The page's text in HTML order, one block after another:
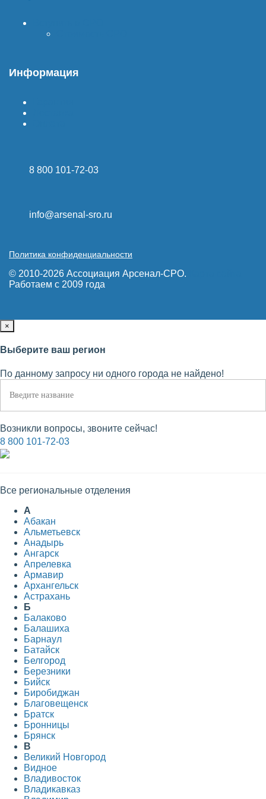
Политика конфиденциальности
Информация
8 800 101-72-03
info@arsenal-sro.ru
© 2010-2026 Ассоциация Арсенал-СРО.
Работаем с 2009 года
×
Выберите ваш регион
По данному запросу ни одного города не найдено!
Возникли вопросы, звоните сейчас!
8 800 101-72-03
Все региональные отделения
А
Абакан
Альметьевск
Анадырь
Ангарск
Апрелевка
Армавир
Архангельск
Астрахань
Б
Балаково
Балашиха
Барнаул
Батайск
Белгород
Березники
Бийск
Биробиджан
Благовещенск
Братск
Бронницы
Брянск
В
Великий Новгород
Видное
Владивосток
Владикавказ